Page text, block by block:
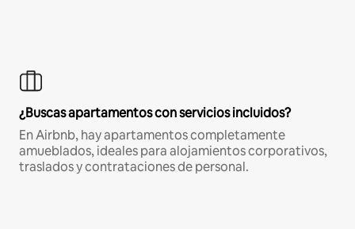
¿Buscas apartamentos con servicios incluidos?
En Airbnb, hay apartamentos completamente
amueblados, ideales para alojamientos corporativos,
traslados y contrataciones de personal.